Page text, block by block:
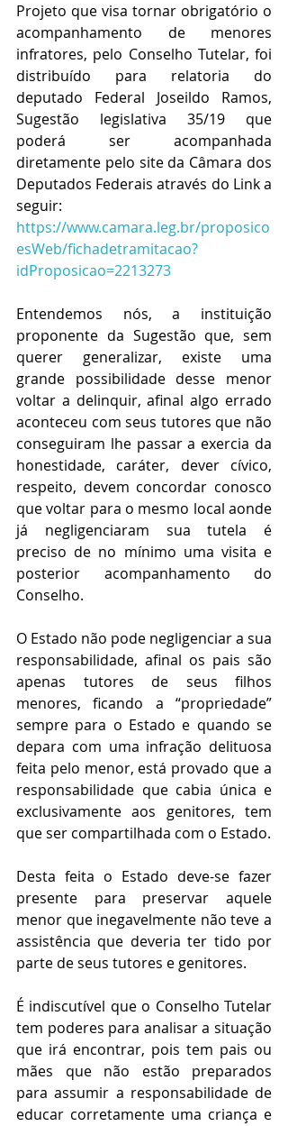
Projeto que visa tornar obrigatório o
acompanhamento de menores
infratores, pelo Conselho Tutelar, foi
distribuído para relatoria do
deputado Federal Joseildo Ramos,
Sugestão legislativa 35/19 que
poderá ser acompanhada
diretamente pelo site da Câmara dos
Deputados Federais através do Link a
seguir:
https://www.camara.leg.br/proposico
esWeb/fichadetramitacao?
idProposicao=2213273
Entendemos nós, a instituição
proponente da Sugestão que, sem
querer generalizar, existe uma
grande possibilidade desse menor
voltar a delinquir, afinal algo errado
aconteceu com seus tutores que não
conseguiram lhe passar a exercia da
honestidade, caráter, dever cívico,
respeito, devem concordar conosco
que voltar para o mesmo local aonde
já negligenciaram sua tutela é
preciso de no mínimo uma visita e
posterior acompanhamento do
Conselho.
O Estado não pode negligenciar a sua
responsabilidade, afinal os pais são
apenas tutores de seus filhos
menores, ficando a “propriedade”
sempre para o Estado e quando se
depara com uma infração delituosa
feita pelo menor, está provado que a
responsabilidade que cabia única e
exclusivamente aos genitores, tem
que ser compartilhada com o Estado.
Desta feita o Estado deve-se fazer
presente para preservar aquele
menor que inegavelmente não teve a
assistência que deveria ter tido por
parte de seus tutores e genitores.
É indiscutível que o Conselho Tutelar
tem poderes para analisar a situação
que irá encontrar, pois tem pais ou
mães que não estão preparados
para assumir a responsabilidade de
educar corretamente uma criança e